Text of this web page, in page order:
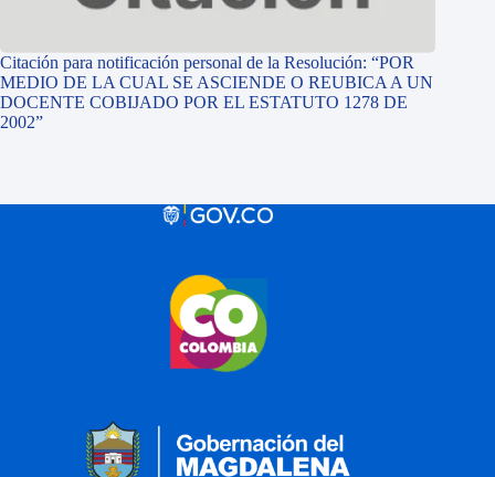
Citación para notificación personal de la Resolución: “POR
MEDIO DE LA CUAL SE ASCIENDE O REUBICA A UN
DOCENTE COBIJADO POR EL ESTATUTO 1278 DE
2002”